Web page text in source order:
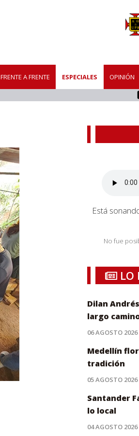
FRENTE A FRENTE ESPECIALES OPINIÓN
Está
No fue
LO
Dilan
largo
06 AGOSTO 2026
Medellín
tradición
05 AGOSTO 2026
Santander
lo local
04 AGOSTO 2026